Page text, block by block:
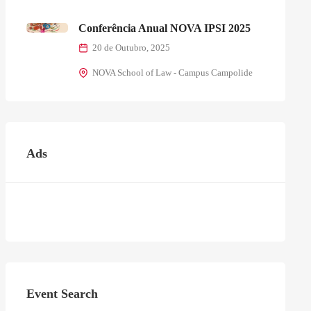
Conferência Anual NOVA IPSI 2025
20 de Outubro, 2025
NOVA School of Law - Campus Campolide
Ads
Event Search